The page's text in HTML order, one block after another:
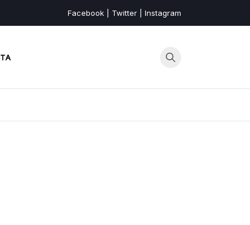
Facebook | Twitter | Instagram